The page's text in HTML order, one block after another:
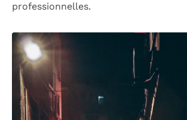
professionnelles.